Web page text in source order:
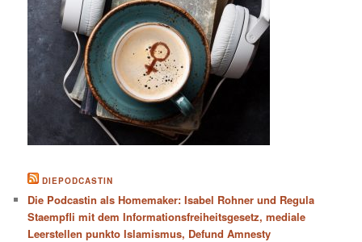
DIEPODCASTIN
Die Podcastin als Homemaker: Isabel Rohner und Regula
Staempfli mit dem Informationsfreiheitsgesetz, mediale
Leerstellen punkto Islamismus, Defund Amnesty